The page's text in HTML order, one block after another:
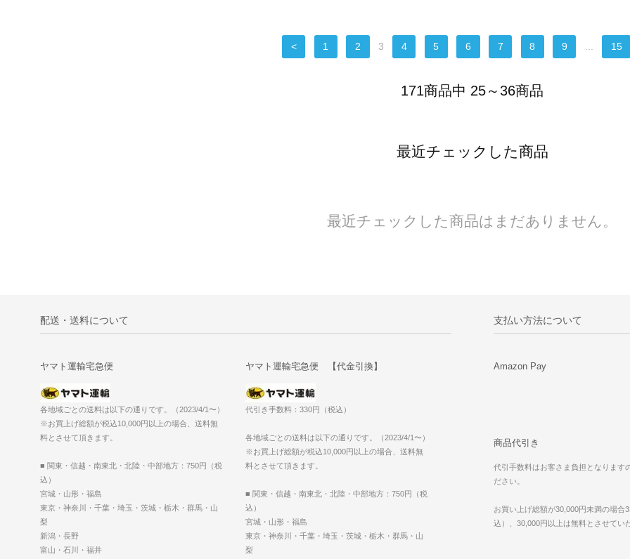
< 1 2 3 4 5 6 7 8 9 ... 15
171商品中 25～36商品
最近チェックした商品
最近チェックした商品はまだありません。
配送・送料について
ヤマト運輸宅急便
各地域ごとの送料は以下の通りです。（2023/4/1〜）
※お買上げ総額が税込10,000円以上の場合、送料無
料とさせて頂きます。
■ 関東・信越・南東北・北陸・中部地方：750円（税
込）
宮城・山形・福島
東京・神奈川・千葉・埼玉・茨城・栃木・群馬・山
梨
新潟・長野
富山・石川・福井
ヤマト運輸宅急便 【代金引換】
代引き手数料：330円（税込）
各地域ごとの送料は以下の通りです。（2023/4/1〜）
※お買上げ総額が税込10,000円以上の場合、送料無
料とさせて頂きます。
■ 関東・信越・南東北・北陸・中部地方：750円（税
込）
宮城・山形・福島
東京・神奈川・千葉・埼玉・茨城・栃木・群馬・山
梨
支払い方法について
Amazon Pay
商品代引き
代引手数料はお客さま負担となります
ださい。
お買い上げ総額が30,000円未満の場合
込）、30,000円以上は無料とさせてい